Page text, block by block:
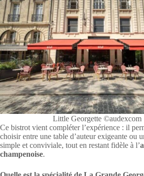
Little Georgette ©audexcom
Ce bistrot vient compléter l’expérience : il
choisir entre une table d’auteur exigeante ou
simple et conviviale, tout en restant fidèle à l’
champenoise.